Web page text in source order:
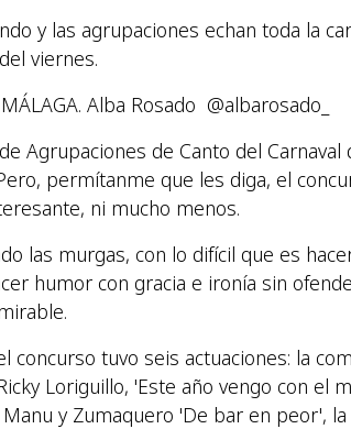
y las agrupaciones echan toda la
viernes.
Alba Rosado @albarosado_
Agrupaciones de Canto del Carnaval
permítanme que les diga, el
ni mucho menos.
las murgas, con lo difícil que es
humor con gracia e ironía sin
tuvo seis actuaciones: la
Loriguillo, 'Este año vengo con el
y Zumaquero 'De bar en peor',